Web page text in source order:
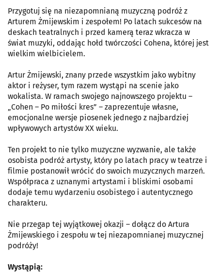
Przygotuj się na niezapomnianą muzyczną podróż z
Arturem Żmijewskim i zespołem! Po latach sukcesów na
deskach teatralnych i przed kamerą teraz wkracza w
świat muzyki, oddając hołd twórczości Cohena, której jest
wielkim wielbicielem.
Artur Żmijewski, znany przede wszystkim jako wybitny
aktor i reżyser, tym razem wystąpi na scenie jako
wokalista. W ramach swojego najnowszego projektu –
„Cohen – Po miłości kres” – zaprezentuje własne,
emocjonalne wersje piosenek jednego z najbardziej
wpływowych artystów XX wieku.
Ten projekt to nie tylko muzyczne wyzwanie, ale także
osobista podróż artysty, który po latach pracy w teatrze i
filmie postanowił wrócić do swoich muzycznych marzeń.
Współpraca z uznanymi artystami i bliskimi osobami
dodaje temu wydarzeniu osobistego i autentycznego
charakteru.
Nie przegap tej wyjątkowej okazji – dołącz do Artura
Żmijewskiego i zespołu w tej niezapomnianej muzycznej
podróży!
Wystąpią: